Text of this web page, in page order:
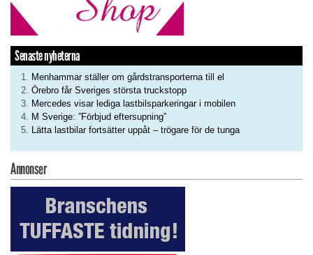
Senaste nyheterna
Menhammar ställer om gårdstransporterna till el
Örebro får Sveriges största truckstopp
Mercedes visar lediga lastbilsparkeringar i mobilen
M Sverige: ”Förbjud eftersupning”
Lätta lastbilar fortsätter uppåt – trögare för de tunga
Annonser